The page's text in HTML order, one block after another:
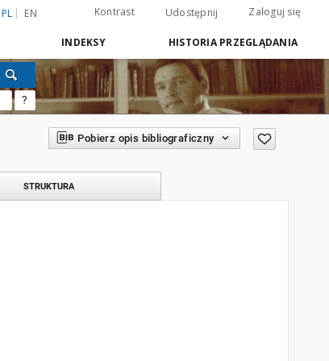
PL EN Kontrast Udostępnij Zaloguj się
INDEKSY HISTORIA PRZEGLĄDANIA
?
Pobierz opis bibliograficzny
STRUKTURA